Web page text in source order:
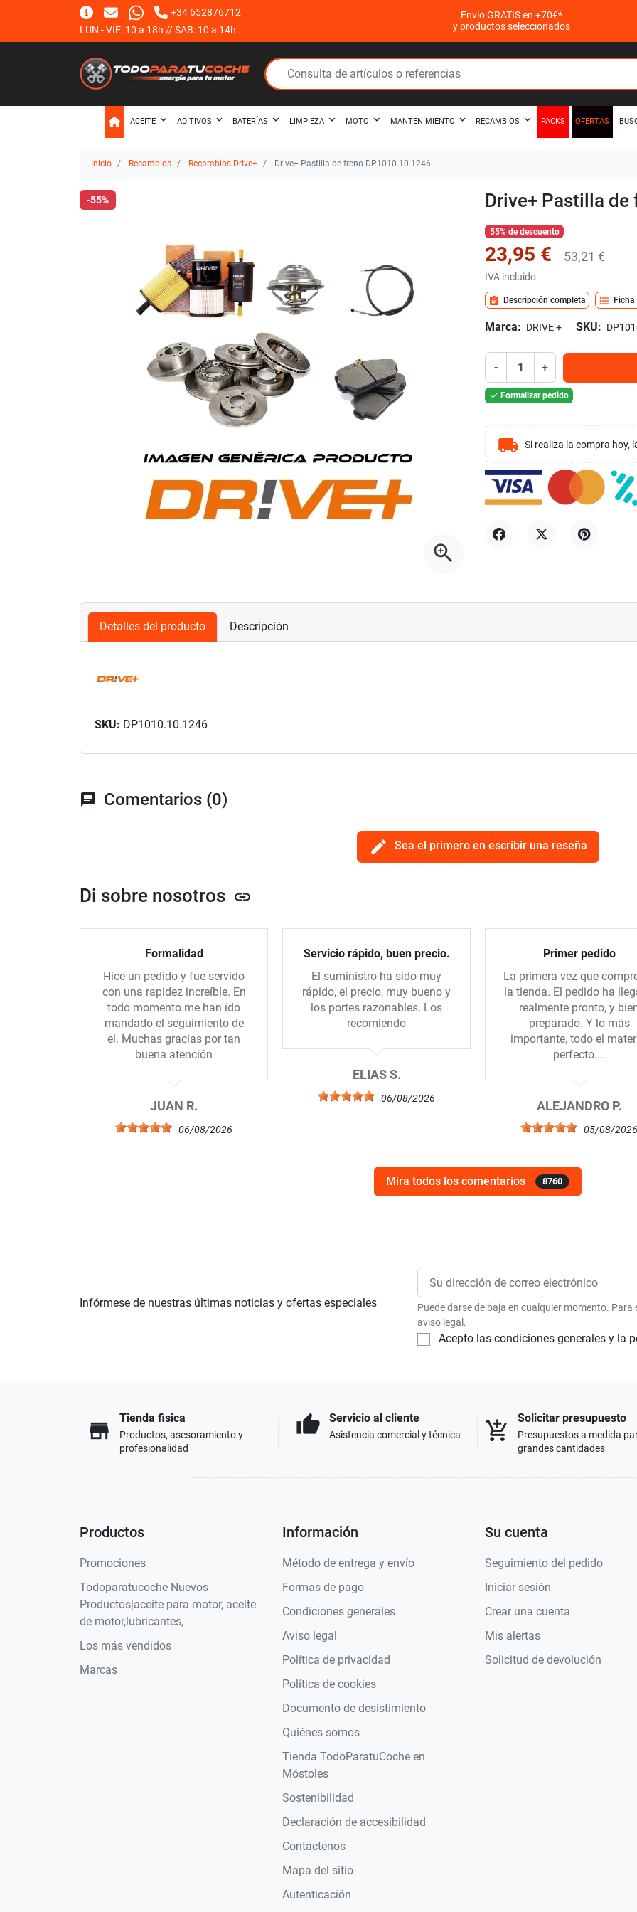
+34 652876712
LUN - VIE: 10 a 18h // SAB: 10 a 14h
Envío GRATIS en +70€*
y productos seleccionados
ACEITE ADITIVOS BATERÍAS LIMPIEZA MOTO MANTENIMIENTO RECAMBIOS PACKS OFERTAS
Inicio Recambios Recambios Drive+ Drive+ Pastilla de freno DP1010.10.1246
-55%
zoom_in
Drive+ Pastilla
55% de descuento
23,95 € 53,21 €
IVA incluido
assignment Descripción completa format_list_bulleted Ficha
Marca: DRIVE + SKU:
- +
 Formalizar pedido
local_shipping Si realiza la compra hoy,
Detalles del producto Descripción
SKU: DP1010.10.1246
chat Comentarios (0)
edit Sea el primero en escribir una reseña
Di sobre nosotros link
Formalidad
Hice un pedido y fue servido
con una rapidez increíble. En
todo momento me han ido
mandado el seguimiento de
el. Muchas gracias por tan
buena atención
JUAN R.
06/08/2026
Servicio rápido, buen precio.
El suministro ha sido muy
rápido, el precio, muy bueno y
los portes razonables. Los
recomiendo
ELIAS S.
06/08/2026
Primer pedido
La primera vez que
la tienda. El pedido ha
realmente pronto, y
preparado. Y lo más
importante, todo el
perfecto....
ALEJANDRO P.
05/08/2026
Mira todos los comentarios 8760
Infórmese de nuestras últimas noticias y ofertas especiales
Puede darse de baja en cualquier momento.
aviso legal.
Acepto las condiciones generales y la
store
Tienda fisica
Productos, asesoramiento y
profesionalidad
thumb_up Servicio al cliente
Asistencia comercial y técnica add_shopping_cart
Solicitar presupuesto
Presupuestos a medida
grandes cantidades
Productos
Promociones
Todoparatucoche Nuevos
Productos|aceite para motor, aceite
de motor,lubricantes,
Los más vendidos
Marcas
Información
Método de entrega y envío
Formas de pago
Condiciones generales
Aviso legal
Política de privacidad
Política de cookies
Documento de desistimiento
Quiénes somos
Tienda TodoParatuCoche en
Móstoles
Sostenibilidad
Declaración de accesibilidad
Contáctenos
Mapa del sitio
Autenticación
Su cuenta
Seguimiento del pedido
Iniciar sesión
Crear una cuenta
Mis alertas
Solicitud de devolución